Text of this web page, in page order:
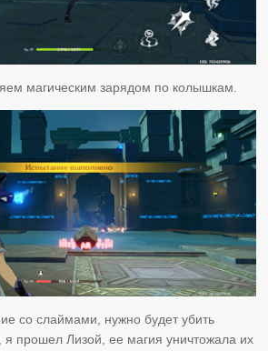
магическим зарядом по колышкам.
со слаймами, нужно будет убить
я прошел Лизой, ее магия уничтожала их